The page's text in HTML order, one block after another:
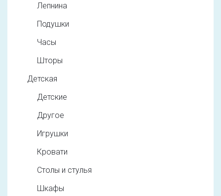
Лепнина
Подушки
Часы
Шторы
Детская
Детские
Другое
Игрушки
Кровати
Столы и стулья
Шкафы